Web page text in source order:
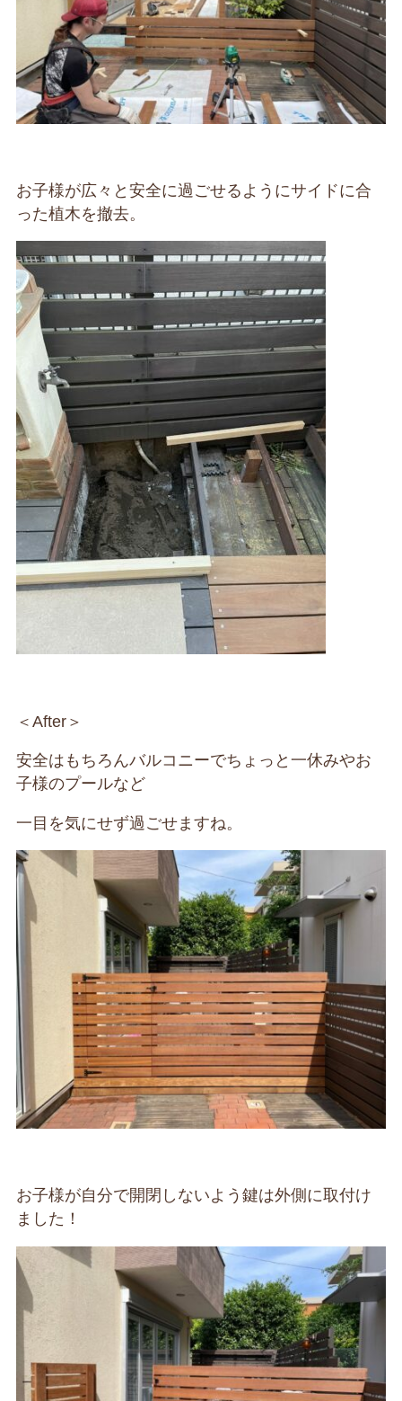
お子様が広々と安全に過ごせるようにサイドに合
った植木を撤去。
＜After＞
安全はもちろんバルコニーでちょっと一休みやお
子様のプールなど
一目を気にせず過ごせますね。
お子様が自分で開閉しないよう鍵は外側に取付け
ました！